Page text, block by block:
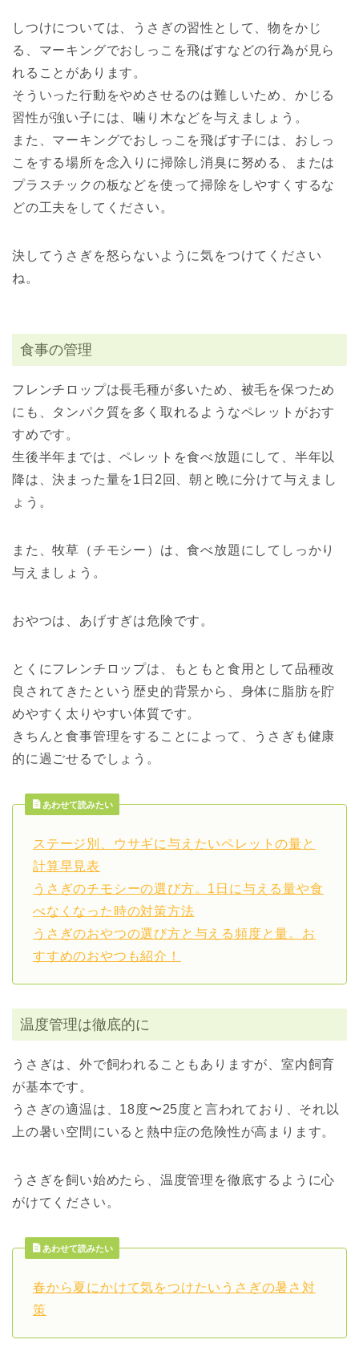
しつけについては、うさぎの習性として、物をかじ
る、マーキングでおしっこを飛ばすなどの行為が見ら
れることがあります。
そういった行動をやめさせるのは難しいため、かじる
習性が強い子には、噛り木などを与えましょう。
また、マーキングでおしっこを飛ばす子には、おしっ
こをする場所を念入りに掃除し消臭に努める、または
プラスチックの板などを使って掃除をしやすくするな
どの工夫をしてください。
決してうさぎを怒らないように気をつけてください
ね。
食事の管理
フレンチロップは長毛種が多いため、被毛を保つため
にも、タンパク質を多く取れるようなペレットがおす
すめです。
生後半年までは、ペレットを食べ放題にして、半年以
降は、決まった量を1日2回、朝と晩に分けて与えまし
ょう。
また、牧草（チモシー）は、食べ放題にしてしっかり
与えましょう。
おやつは、あげすぎは危険です。
とくにフレンチロップは、もともと食用として品種改
良されてきたという歴史的背景から、身体に脂肪を貯
めやすく太りやすい体質です。
きちんと食事管理をすることによって、うさぎも健康
的に過ごせるでしょう。
あわせて読みたい
ステージ別、ウサギに与えたいペレットの量と
計算早見表
うさぎのチモシーの選び方。1日に与える量や食
べなくなった時の対策方法
うさぎのおやつの選び方と与える頻度と量。お
すすめのおやつも紹介！
温度管理は徹底的に
うさぎは、外で飼われることもありますが、室内飼育
が基本です。
うさぎの適温は、18度〜25度と言われており、それ以
上の暑い空間にいると熱中症の危険性が高まります。
うさぎを飼い始めたら、温度管理を徹底するように心
がけてください。
あわせて読みたい
春から夏にかけて気をつけたいうさぎの暑さ対
策